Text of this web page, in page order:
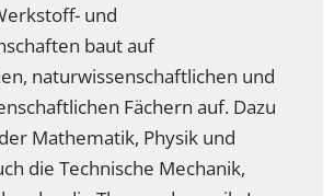
und
baut auf
naturwissenschaftlichen und
Fächern auf. Dazu
Mathematik, Physik und
die Technische Mechanik,